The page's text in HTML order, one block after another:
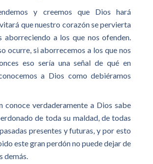
y creemos que Dios hará
que nuestro corazón se pervierta
aborreciendo a los que nos ofenden.
ocurre, si aborrecemos a los que nos
eso sería una señal de qué en
a Dios como debiéramos
conoce verdaderamente a Dios sabe
de toda su maldad, de todas
presentes y futuras, y por esto
este gran perdón no puede dejar de
demás.